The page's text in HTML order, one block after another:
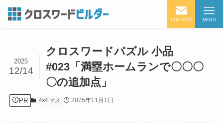
CONTACT MENU
クロスワードパズル 小品
#023「満塁ホームランで〇〇〇
〇の追加点」
2025
12/14
PR 4×4 マス 2025年11月1日